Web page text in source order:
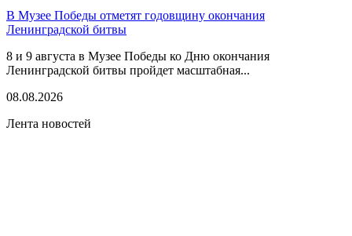
В Музее Победы отметят годовщину окончания
Ленинградской битвы
8 и 9 августа в Музее Победы ко Дню окончания
Ленинградской битвы пройдет масштабная...
08.08.2026
Лента новостей